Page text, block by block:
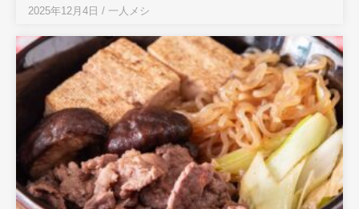
2025年12月4日 / 一人メシ